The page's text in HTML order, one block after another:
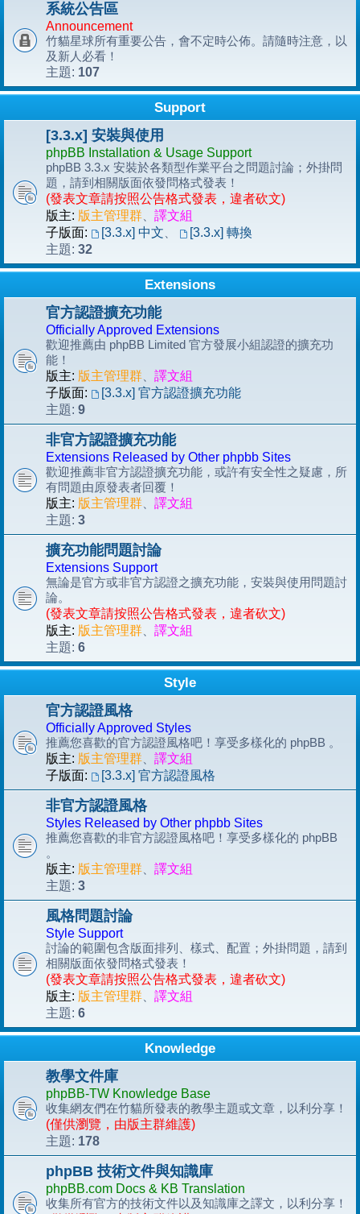
系統公告區
Announcement
竹貓星球所有重要公告，會不定時公佈。請隨時注意，以
及新人必看！
主題: 107
Support
[3.3.x] 安裝與使用
phpBB Installation & Usage Support
phpBB 3.3.x 安裝於各類型作業平台之問題討論；外掛問
題，請到相關版面依發問格式發表！
(發表文章請按照公告格式發表，違者砍文)
版主: 版主管理群
譯文組
子版面:
[3.3.x] 中文
[3.3.x] 轉換
主題: 32
Extensions
官方認證擴充功能
Officially Approved Extensions
歡迎推薦由 phpBB Limited 官方發展小組認證的擴充功
能！
版主: 版主管理群
譯文組
子版面:
[3.3.x] 官方認證擴充功能
主題: 9
非官方認證擴充功能
Extensions Released by Other phpbb Sites
歡迎推薦非官方認證擴充功能，或許有安全性之疑慮，所
有問題由原發表者回覆！
版主: 版主管理群
譯文組
主題: 3
擴充功能問題討論
Extensions Support
無論是官方或非官方認證之擴充功能，安裝與使用問題討
論。
(發表文章請按照公告格式發表，違者砍文)
版主: 版主管理群
譯文組
主題: 6
Style
官方認證風格
Officially Approved Styles
推薦您喜歡的官方認證風格吧！享受多樣化的 phpBB 。
版主: 版主管理群
譯文組
子版面:
[3.3.x] 官方認證風格
非官方認證風格
Styles Released by Other phpbb Sites
推薦您喜歡的非官方認證風格吧！享受多樣化的 phpBB
。
版主: 版主管理群
譯文組
主題: 3
風格問題討論
Style Support
討論的範圍包含版面排列、樣式、配置；外掛問題，請到
相關版面依發問格式發表！
(發表文章請按照公告格式發表，違者砍文)
版主: 版主管理群
譯文組
主題: 6
Knowledge
教學文件庫
phpBB-TW Knowledge Base
收集網友們在竹貓所發表的教學主題或文章，以利分享！
(僅供瀏覽，由版主群維護)
主題: 178
phpBB 技術文件與知識庫
phpBB.com Docs & KB Translation
收集所有官方的技術文件以及知識庫之譯文，以利分享！